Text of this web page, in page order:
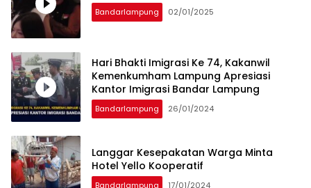
Bandarlampung 02/01/2025
Hari Bhakti Imigrasi Ke 74, Kakanwil
Kemenkumham Lampung Apresiasi
Kantor Imigrasi Bandar Lampung
Bandarlampung 26/01/2024
Langgar Kesepakatan Warga Minta
Hotel Yello Kooperatif
Bandarlampung 17/01/2024